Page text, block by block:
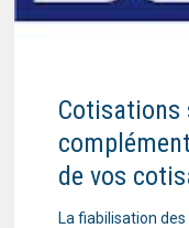
Cotisations
de vos
La fiabilisation